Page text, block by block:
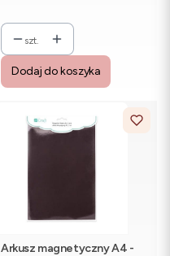
szt.
Dodaj do koszyka
Arkusz magnetyczny A4 -